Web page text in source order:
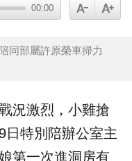
00:00
同部屬許原榮車掃力
況激烈，小雞搶
9日特別陪辦公室主
第一次進洞房有